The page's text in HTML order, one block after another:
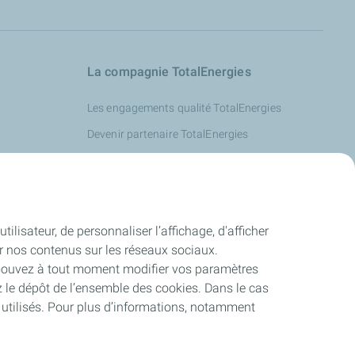
La compagnie TotalEnergies
Les engagements qualité TotalEnergies
Devenir partenaire TotalEnergies
wash-totalenergies.fr
fioulmarket.fr
lubricants.totalenergies.com
de personnaliser l’affichage, d'afficher
contenus sur les réseaux sociaux.
à tout moment modifier vos paramètres
dépôt de l’ensemble des cookies. Dans le cas
Pour plus d’informations, notamment